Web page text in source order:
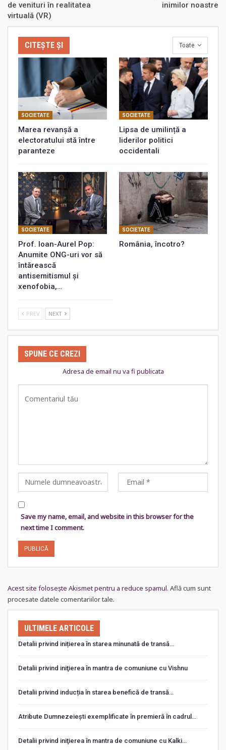
de venituri în realitatea
virtuală (VR)
inimilor noastre
Toate
CITEȘTE ȘI
SOCIETATE
Marea revanșă a
electoratului stă între
paranteze
SOCIETATE
Lipsa de umilință a
liderilor politici
occidentali
SOCIETATE
Prof. Ioan-Aurel Pop:
Anumite ONG-uri vor să
întărească
antisemitismul și
xenofobia,…
SOCIETATE
România, încotro?
PREV NEXT
SPUNE CE CREZI
Adresa de email nu va fi publicata
Save my name, email, and website in this browser for the
next time I comment.
Acest site folosește Akismet pentru a reduce spamul. Află cum sunt
procesate datele comentariilor tale.
ULTIMELE ARTICOLE
Detalii privind inițierea în starea minunată de transă…
Detalii privind iniţierea în mantra de comuniune cu Vishnu
Detalii privind inducția în starea benefică de transă…
Atribute Dumnezeiești exemplificate în premieră în cadrul…
Detalii privind iniţierea în mantra de comuniune cu Kalki…